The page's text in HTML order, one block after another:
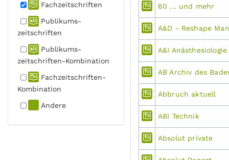
Fachzeit­schriften
Publikums­
zeitschriften
Publikums­
zeitschriften-Kombination
Fachzeit­schriften-
Kombination
Andere
60 ... und mehr
A&D - Reshape
A&I
AB Archiv des
Abbruch aktuell
ABI Technik
Absolut private